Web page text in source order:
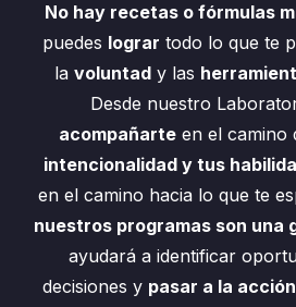
No hay recetas o fórmulas
puedes lograr todo lo que te
la voluntady las
Desde nuestro
acompañarteen el camino
intencionalidad y tus
en el camino hacia lo que te
nuestros programas son una
ayudará a identificar
decisiones y pasar a la acción